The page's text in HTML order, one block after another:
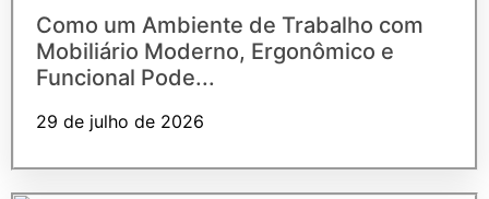
Como um Ambiente de Trabalho com
Mobiliário Moderno, Ergonômico e
Funcional Pode...
29 de julho de 2026